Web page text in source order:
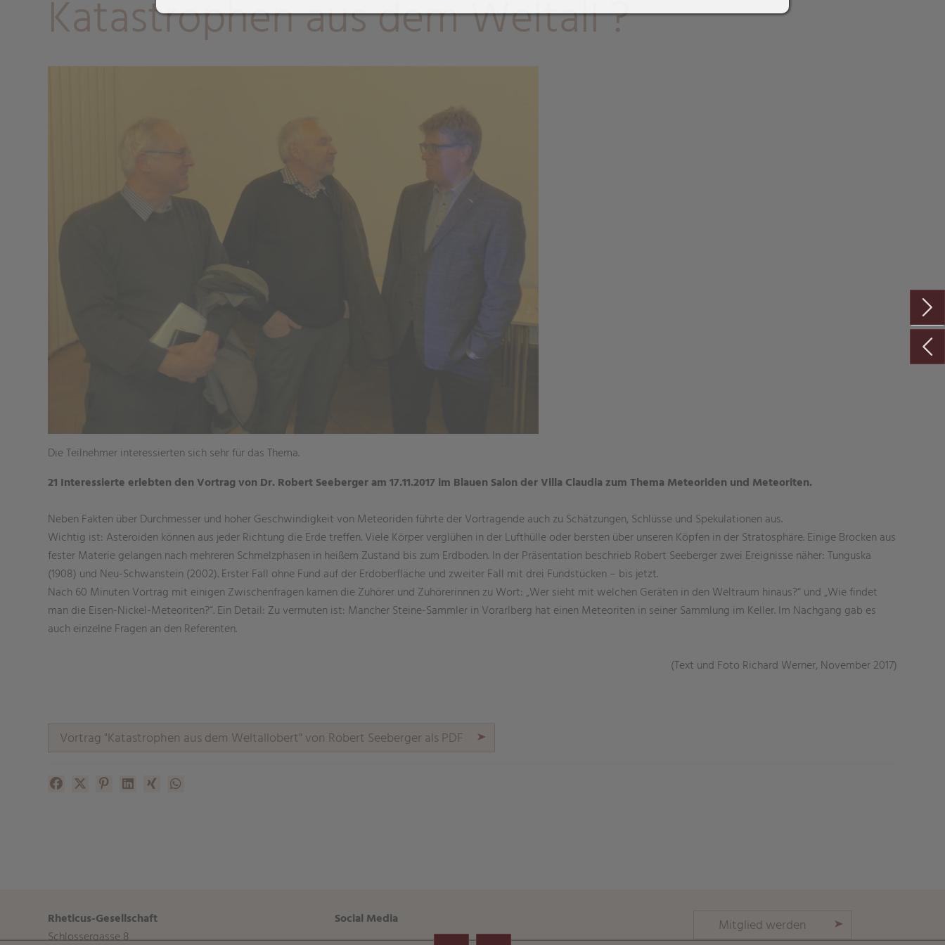
Katastrophen aus dem Weltall ?
Die Teilnehmer interessierten sich sehr für das Thema.
21 Interessierte erlebten den Vortrag von Dr. Robert Seeberger am 17.11.2017 im Blauen Salon der Villa Claudia zum Thema Meteoriden und Meteoriten.
Neben Fakten über Durchmesser und hoher Geschwindigkeit von Meteoriden führte der Vortragende auch zu Schätzungen, Schlüsse und Spekulationen aus.
Wichtig ist: Asteroiden können aus jeder Richtung die Erde treffen. Viele Körper verglühen in der Lufthülle oder bersten über unseren Köpfen in der Stratosphäre. Einige Brocken aus
fester Materie gelangen nach mehreren Schmelzphasen in heißem Zustand bis zum Erdboden. In der Präsentation beschrieb Robert Seeberger zwei Ereignisse näher: Tunguska
(1908) und Neu-Schwanstein (2002). Erster Fall ohne Fund auf der Erdoberfläche und zweiter Fall mit drei Fundstücken – bis jetzt.
Nach 60 Minuten Vortrag mit einigen Zwischenfragen kamen die Zuhörer und Zuhörerinnen zu Wort: „Wer sieht mit welchen Geräten in den Weltraum hinaus?“ und „Wie findet
man die Eisen-Nickel-Meteoriten?“. Ein Detail: Zu vermuten ist: Mancher Steine-Sammler in Vorarlberg hat einen Meteoriten in seiner Sammlung im Keller. Im Nachgang gab es
auch einzelne Fragen an den Referenten.
(Text und Foto Richard Werner, November 2017)
Vortrag "Katastrophen aus dem Weltallobert" von Robert Seeberger als PDF
FacebookX (#[creator\plugin\share\core\structs\SocialSharingServiceSettings]:formaly_twitter#)
PinterestLinkedInXingWhatsApp (#[creator\plugin\share\core\structs\SocialSharingServiceSettings]:only_chrome#)
Rheticus-Gesellschaft
Schlossergasse 8
Social Media Mitglied werden